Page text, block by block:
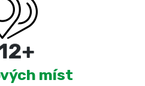
+
míst